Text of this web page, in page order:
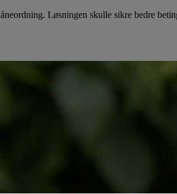
Løsningen skulle sikre bedre